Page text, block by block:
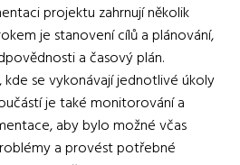
projektu zahrnují několik
je stanovení cílů a plánování,
a časový plán.
kde se vykonávají jednotlivé úkoly
je také monitorování a
aby bylo možné včas
a provést potřebné